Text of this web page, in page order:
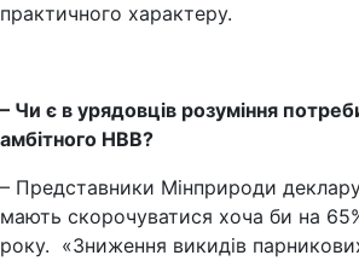
практичного характеру.
– Чи є в урядовців розуміння
амбітного НВВ?
– Представники Мінприроди
мають скорочуватися хоча би на
року. «Зниження викидів